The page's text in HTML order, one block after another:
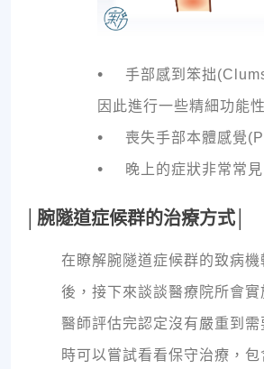
• 手部感到笨拙
因此進行一些精細功能
• 喪失手部本體感覺
• 晚上的症狀非常常見
│腕隧道症候群的治療方式│
在瞭解腕隧道症候群的致病機
後，接下來談談醫療院所會實
醫師評估完認定沒有嚴重到
時可以嘗試看看保守治療，包